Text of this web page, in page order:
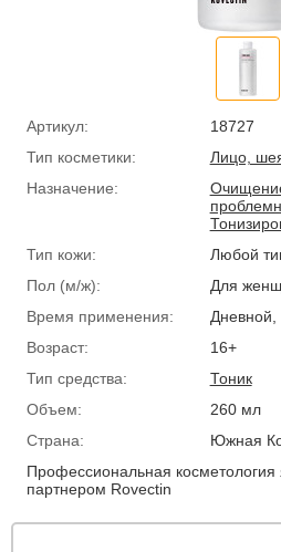
Артикул:
18727
Тип косметики:
Лицо,
Назначение:
Тип кожи:
Любой
Пол (м/ж):
Для
Время применения:
Дневной,
Возраст:
16+
Тип средства:
Тоник
Объем:
260 мл
Страна:
Южная
Профессиональная
партнером Rovectin